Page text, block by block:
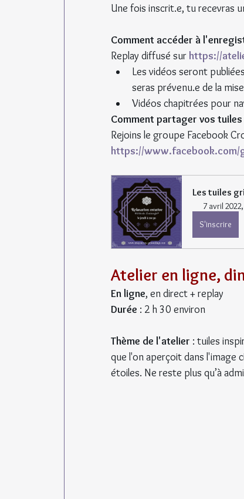
Une fois inscrit.e, tu recevras
Comment accéder à
Replay diffusé sur https://
Les vidéos seront
seras prévenu.e de la
Vidéos chapitrées pour
Comment partager vos tuiles
Rejoins le groupe Facebook
https://
Les tuiles
7 avril
S'inscrire
Atelier en ligne,
En ligne, en direct + replay
Durée : 2 h 30 environ
Thème de l'atelier : tuiles
que l'on aperçoit dans l'image
étoiles. Ne reste plus qu’à